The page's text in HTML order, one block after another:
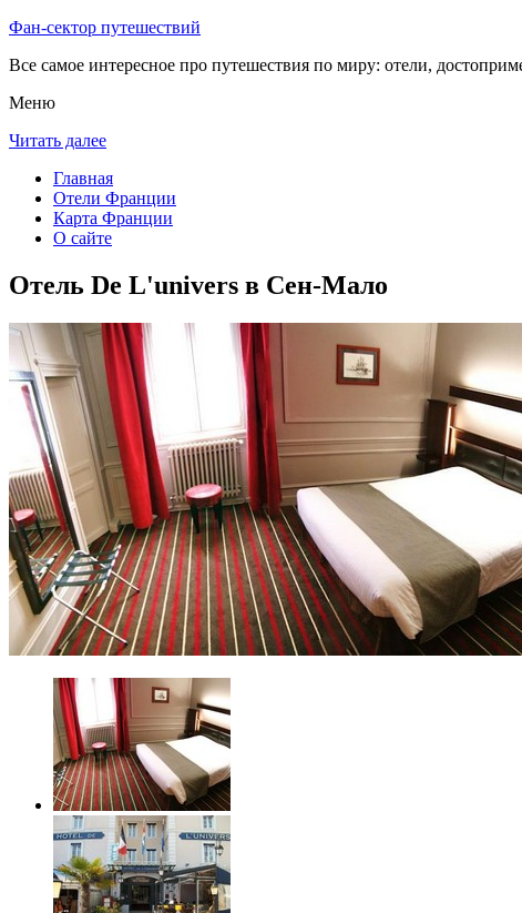
Фан-сектор путешествий
Все самое интересное про путешествия по миру: отели,
Меню
Читать далее
Главная
Отели Франции
Карта Франции
О сайте
Отель De L'univers в Сен-Мало